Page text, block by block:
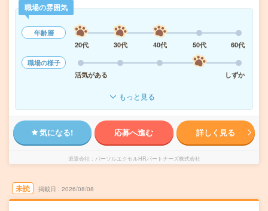
職場の雰囲気
年齢層
20代
30代 40代 50代
60代
職場の様子
活気がある
しずか
もっと見る
気になる! 応募へ進む 詳しく見る
派遣会社 パーソルエクセルHRパートナーズ株式会社
未読 掲載日 2026/08/08